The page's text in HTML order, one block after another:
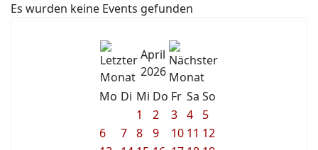
Es wurden keine Events gefunden
April
2026
Mo Di Mi Do Fr Sa So
1
2 3 4
5
6
7 8 9 10 11 12